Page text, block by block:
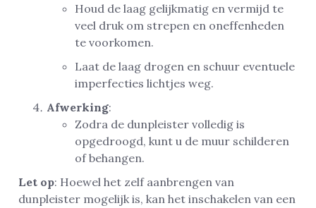
Houd de laag gelijkmatig en vermijd te
veel druk om strepen en oneffenheden
te voorkomen.
Laat de laag drogen en schuur eventuele
imperfecties lichtjes weg.
Afwerking:
Zodra de dunpleister volledig is
opgedroogd, kunt u de muur schilderen
of behangen.
Let op: Hoewel het zelf aanbrengen van
dunpleister mogelijk is, kan het inschakelen van een